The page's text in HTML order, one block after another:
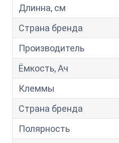
Длинна, см
Страна бренда
Производитель
Ёмкость, Ач
Клеммы
Страна бренда
Полярность